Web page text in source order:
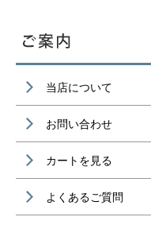
当店について
お問い合わせ
カートを見る
よくあるご質問